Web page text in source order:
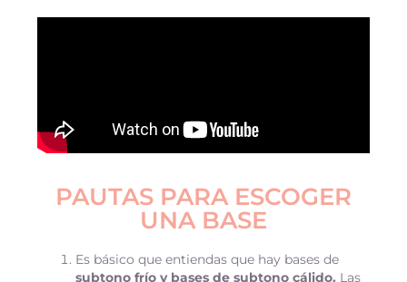
PAUTAS PARA ESCOGER
UNA BASE
Es básico que entiendas que hay bases de
subtono frío y bases de subtono cálido. Las